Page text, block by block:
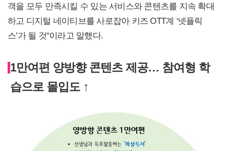
객을 모두 만족시킬 수 있는 서비스와 콘텐츠를 지속 확대
하고 디지털 네이티브를 사로잡아 키즈 OTT계 ‘넷플릭
스’가 될 것“이라고 말했다.
1만여편 양방향 콘텐츠 제공… 참여형 학
습으로 몰입도 ↑